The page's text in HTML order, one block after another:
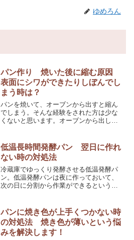
ゆめろん
パン作り 焼いた後に縮む原因
表面にシワができたりしぼんでし
まう時は？
パンを焼いて、オーブンから出すと縮ん
でしまう。そんな経験をされた方は少な
くないと思います。オーブンから出して
出来たりしぼんでしまったり。なぜその
ように縮んでしまうのでしょうか？詳し
く解説していきます。
低温長時間発酵パン 翌日に作れ
ない時の対処法
冷蔵庫でゆっくり発酵させる低温発酵パ
ン。低温発酵パンは夜に作っておいて、
次の日に分割から作業ができるという利
しく解説していきます。
パンに焼き色が上手くつかない時
の対処法 焼き色が薄いという悩
みを解決します！